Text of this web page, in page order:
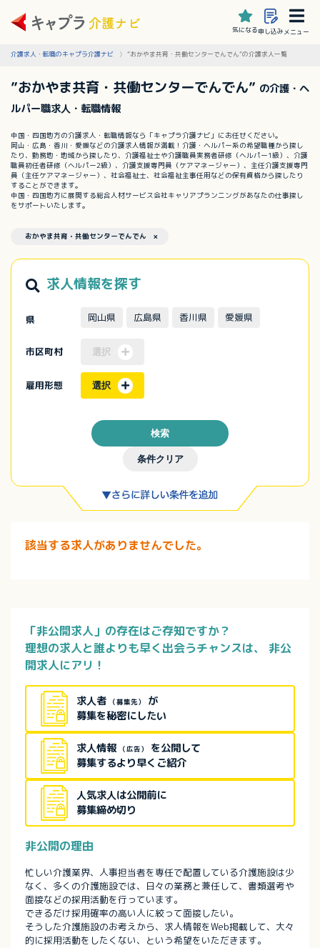
気になる申し込みメニュー
介護求人・転職のキャプラ介護ナビ ”おかやま共育・共働センターでんでん”の介護求人一覧
”おかやま共育・共働センターでんでん” の介護・ヘ
ルパー職求人・転職情報
中国・四国地方の介護求人・転職情報なら「キャプラ介護ナビ」にお任せください。
岡山・広島・香川・愛媛などの介護求人情報が満載！介護・ヘルパー系の希望職種から探し
たり、勤務地・地域から探したり、介護福祉士や介護職員実務者研修（ヘルパー1級）、介護
職員初任者研修（ヘルパー2級）、介護支援専門員（ケアマネージャー）、主任介護支援専門
員（主任ケアマネージャー）、社会福祉士、社会福祉主事任用などの保有資格から探したり
することができます。
中国・四国地方に展開する総合人材サービス会社キャリアプランニングがあなたの仕事探し
をサポートいたします。
おかやま共育・共働センターでんでん ×
求人情報を探す
県 岡山県 広島県 香川県 愛媛県
市区町村 選択
雇用形態 選択
条件クリア
検索
該当する求人がありませんでした。
「非公開求人」の存在はご存知ですか？
理想の求人と誰よりも早く出会うチャンスは、
非公
開求人にアリ！
求人者 （募集先）
が
募集を秘密にしたい
求人情報 （広告）
を公開して
募集するより早くご紹介
人気求人は公開前に
募集締め切り
非公開の理由
忙しい介護業界、人事担当者を専任で配置している介護施設は少
なく、多くの介護施設では、日々の業務と兼任して、書類選考や
面接などの採用活動を行っています。
できるだけ採用確率の高い人に絞って面接したい。
そうした介護施設のお考えから、求人情報をWeb掲載して、大々
的に採用活動をしたくない、という希望をいただきます。